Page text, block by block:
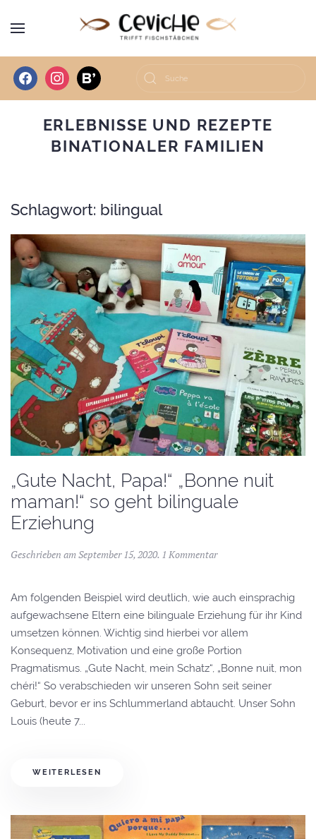
facebookinstagrambloglovin
ERLEBNISSE UND REZEPTE
BINATIONALER FAMILIEN
Schlagwort: bilingual
„Gute Nacht, Papa!“ „Bonne nuit
maman!“ so geht bilinguale
Erziehung
Geschrieben amSeptember 15, 2020. 1 Kommentar
Am folgenden Beispiel wird deutlich, wie auch einsprachig
aufgewachsene Eltern eine bilinguale Erziehung für ihr Kind
umsetzen können. Wichtig sind hierbei vor allem
Konsequenz, Motivation und eine große Portion
Pragmatismus. „Gute Nacht, mein Schatz“, „Bonne nuit, mon
chéri!“ So verabschieden wir unseren Sohn seit seiner
Geburt, bevor er ins Schlummerland abtaucht. Unser Sohn
Louis (heute 7...
WEITERLESEN